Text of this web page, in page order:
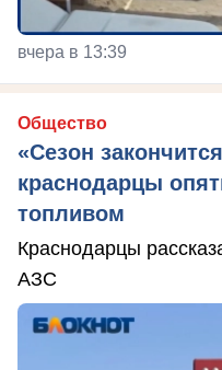
вчера в 13:39
Общество
«Сезон
краснодарцы
топливом
Краснодарцы
АЗС